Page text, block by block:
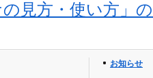
の見方・使い方」
お知らせ